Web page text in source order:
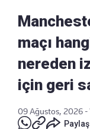
maçı
nereden
için geri
09 Ağustos, 2026 -
Paylaş